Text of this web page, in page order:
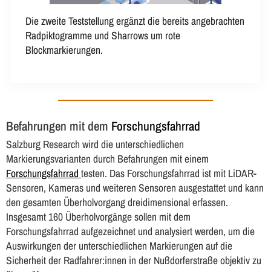
Die zweite Teststellung ergänzt die bereits angebrachten
Radpiktogramme und Sharrows um rote
Blockmarkierungen.
Befahrungen mit dem Forschungsfahrrad
Salzburg Research wird die unterschiedlichen
Markierungsvarianten durch Befahrungen mit einem
Forschungsfahrrad testen. Das Forschungsfahrrad ist mit LiDAR-
Sensoren, Kameras und weiteren Sensoren ausgestattet und kann
den gesamten Überholvorgang dreidimensional erfassen.
Insgesamt 160 Überholvorgänge sollen mit dem
Forschungsfahrrad aufgezeichnet und analysiert werden, um die
Auswirkungen der unterschiedlichen Markierungen auf die
Sicherheit der Radfahrer:innen in der Nußdorferstraße objektiv zu